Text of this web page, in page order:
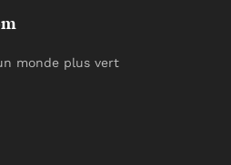
monde plus vert